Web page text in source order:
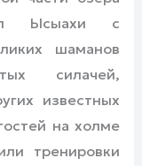
Ысыахи с
шаманов
силачей,
известных
на холме
тренировки